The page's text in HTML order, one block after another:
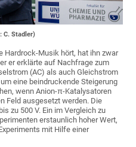
C. Stadler)
Hardrock-Musik hört, hat ihn zwar
er erklärte auf Nachfrage zum
(AC) als auch Gleichstrom
eine beindruckende Steigerung
wenn Anion-π-Katalysatoren
Feld ausgesetzt werden. Die
zu 500 V. Ein im Vergleich zu
erstaunlich hoher Wert,
mit Hilfe einer